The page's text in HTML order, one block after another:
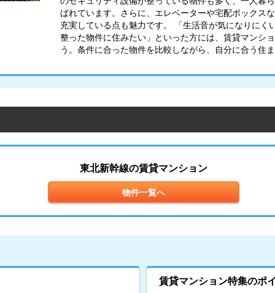
ばれています。さらに、エレベーターや宅配ボックス
充実している点も魅力です。 「生活音が気になりにく
整った物件に住みたい」といった方には、賃貸マンシ
う。条件に合った物件を比較しながら、自分に合う住
東北新幹線の賃貸マンション
物件一覧へ
賃貸マンション特集のポ